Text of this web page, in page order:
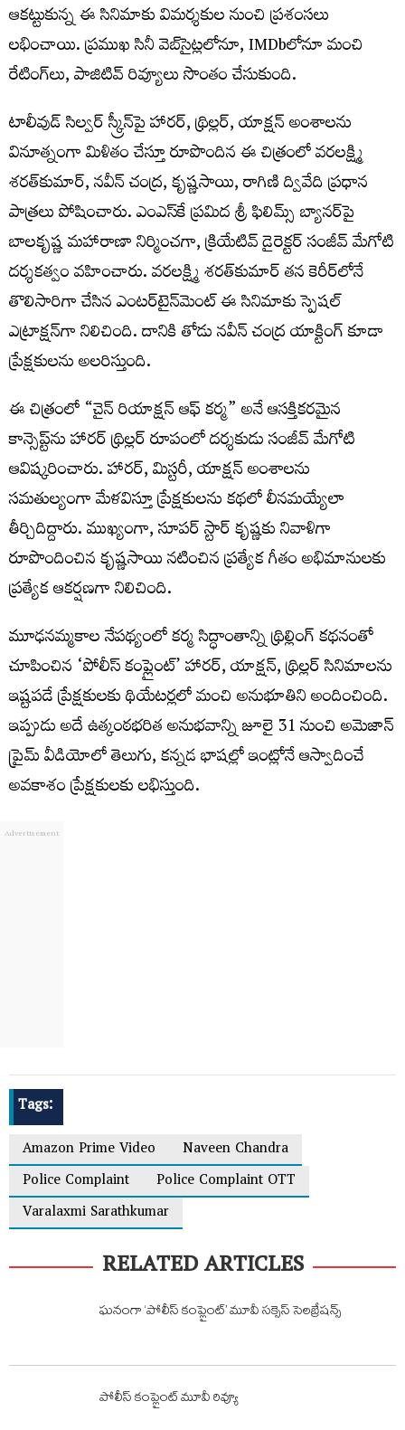
ఆకట్టుకున్న ఈ సినిమాకు విమర్శకుల నుంచి ప్రశంసలు
లభించాయి. ప్రముఖ సినీ వెబ్‌సైట్లలోనూ, IMDbలోనూ మంచి
రేటింగ్‌లు, పాజిటివ్ రివ్యూలు సొంతం చేసుకుంది.
టాలీవుడ్ సిల్వర్ స్క్రీన్‌పై హారర్, థ్రిల్లర్, యాక్షన్ అంశాలను
వినూత్నంగా మిళితం చేస్తూ రూపొందిన ఈ చిత్రంలో వరలక్ష్మి
శరత్‌కుమార్, నవీన్ చంద్ర, కృష్ణసాయి, రాగిణి ద్వివేది ప్రధాన
పాత్రలు పోషించారు. ఎంఎస్‌కే ప్రమిద శ్రీ ఫిలిమ్స్ బ్యానర్‌పై
బాలకృష్ణ మహారాణా నిర్మించగా, క్రియేటివ్ డైరెక్టర్ సంజీవ్ మేగోటి
దర్శకత్వం వహించారు. వరలక్ష్మి శరత్‌కుమార్ త‌న కెరీర్‌లోనే
తొలిసారిగా చేసిన ఎంట‌ర్‌టైన్‌మెంట్ ఈ సినిమాకు స్పెష‌ల్
ఎట్రాక్ష‌న్‌గా నిలిచింది. దానికి తోడు నవీన్ చంద్ర యాక్టింగ్ కూడా
ప్రేక్ష‌కుల‌ను అల‌రిస్తుంది.
ఈ చిత్రంలో “చైన్ రియాక్షన్ ఆఫ్ కర్మ” అనే ఆసక్తికరమైన
కాన్సెప్ట్‌ను హారర్ థ్రిల్లర్ రూపంలో దర్శకుడు సంజీవ్ మేగోటి
ఆవిష్కరించారు. హారర్, మిస్టరీ, యాక్షన్ అంశాలను
సమతుల్యంగా మేళవిస్తూ ప్రేక్షకులను కథలో లీనమయ్యేలా
తీర్చిదిద్దారు. ముఖ్యంగా, సూపర్ స్టార్ కృష్ణకు నివాళిగా
రూపొందించిన కృష్ణసాయి నటించిన ప్రత్యేక గీతం అభిమానులకు
ప్రత్యేక ఆకర్షణగా నిలిచింది.
మూఢనమ్మకాల నేపథ్యంలో కర్మ సిద్ధాంతాన్ని థ్రిల్లింగ్ కథనంతో
చూపించిన ‘పోలీస్ కంప్లైంట్’ హారర్, యాక్షన్, థ్రిల్లర్ సినిమాలను
ఇష్టపడే ప్రేక్షకులకు థియేటర్లలో మంచి అనుభూతిని అందించింది.
ఇప్పుడు అదే ఉత్కంఠభరిత అనుభవాన్ని జూలై 31 నుంచి అమెజాన్
ప్రైమ్ వీడియోలో తెలుగు, కన్నడ భాషల్లో ఇంట్లోనే ఆస్వాదించే
అవకాశం ప్రేక్షకులకు లభిస్తుంది.
Tags:
Amazon Prime Video
Naveen Chandra
Police Complaint
Police Complaint OTT
Varalaxmi Sarathkumar
RELATED ARTICLES
ఘనంగా ‘పోలీస్ కంప్లైంట్’ మూవీ సక్సెస్ సెలబ్రేషన్స్
పోలీస్ కంప్లైంట్ మూవీ రివ్యూ